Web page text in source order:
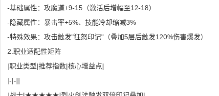
-基础属性：攻魔道+9-15（激活后增幅至12-18）
-隐藏属性：暴击率+5%、技能冷却缩减3%
-特殊效果：攻击触发"狂怒印记"（叠加5层后触发120%伤害爆发）
2.职业适配性矩阵
|职业类型|推荐指数|核心增益点|
|-|-||